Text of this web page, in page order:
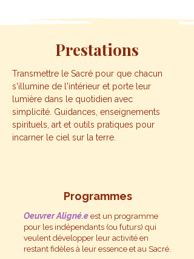
Prestations
Transmettre le Sacré pour que chacun
s'illumine de l'intérieur et porte leur
lumière dans le quotidien avec
simplicité. Guidances, enseignements
spirituels, art et outils pratiques ​ pour
incarner le ciel sur la terre.
Programmes
Oeuvrer Aligné.e est un programme
pour les indépendants (ou futurs) qui
veulent développer leur activité en
restant fidèles à leur essence et au Sacré.